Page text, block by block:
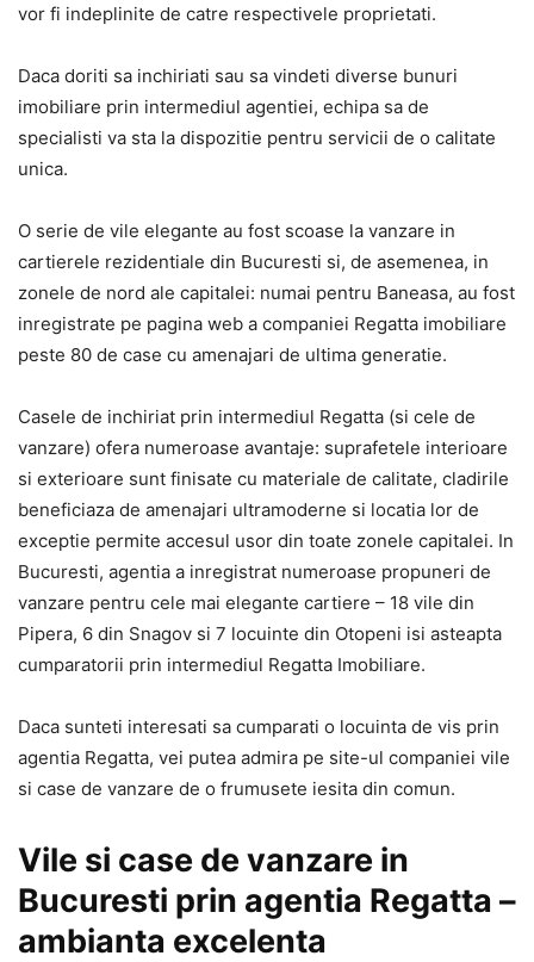
vor fi indeplinite de catre respectivele proprietati.
Daca doriti sa inchiriati sau sa vindeti diverse bunuri
imobiliare prin intermediul agentiei, echipa sa de
specialisti va sta la dispozitie pentru servicii de o calitate
unica.
O serie de vile elegante au fost scoase la vanzare in
cartierele rezidentiale din Bucuresti si, de asemenea, in
zonele de nord ale capitalei: numai pentru Baneasa, au fost
inregistrate pe pagina web a companiei Regatta imobiliare
peste 80 de case cu amenajari de ultima generatie.
Casele de inchiriat prin intermediul Regatta (si cele de
vanzare) ofera numeroase avantaje: suprafetele interioare
si exterioare sunt finisate cu materiale de calitate, cladirile
beneficiaza de amenajari ultramoderne si locatia lor de
exceptie permite accesul usor din toate zonele capitalei. In
Bucuresti, agentia a inregistrat numeroase propuneri de
vanzare pentru cele mai elegante cartiere – 18 vile din
Pipera, 6 din Snagov si 7 locuinte din Otopeni isi asteapta
cumparatorii prin intermediul Regatta Imobiliare.
Daca sunteti interesati sa cumparati o locuinta de vis prin
agentia Regatta, vei putea admira pe site-ul companiei vile
si case de vanzare de o frumusete iesita din comun.
Vile si case de vanzare in
Bucuresti prin agentia Regatta –
ambianta excelenta